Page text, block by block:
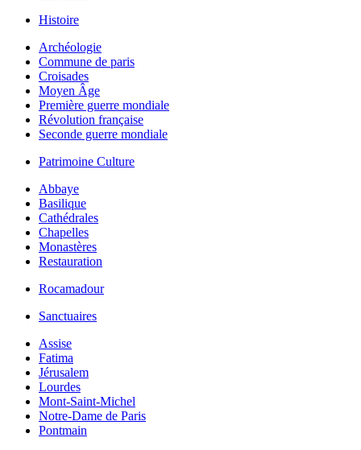
Histoire
Archéologie
Commune de paris
Croisades
Moyen Âge
Première guerre mondiale
Révolution française
Seconde guerre mondiale
Patrimoine Culture
Abbaye
Basilique
Cathédrales
Chapelles
Monastères
Restauration
Rocamadour
Sanctuaires
Assise
Fatima
Jérusalem
Lourdes
Mont-Saint-Michel
Notre-Dame de Paris
Pontmain